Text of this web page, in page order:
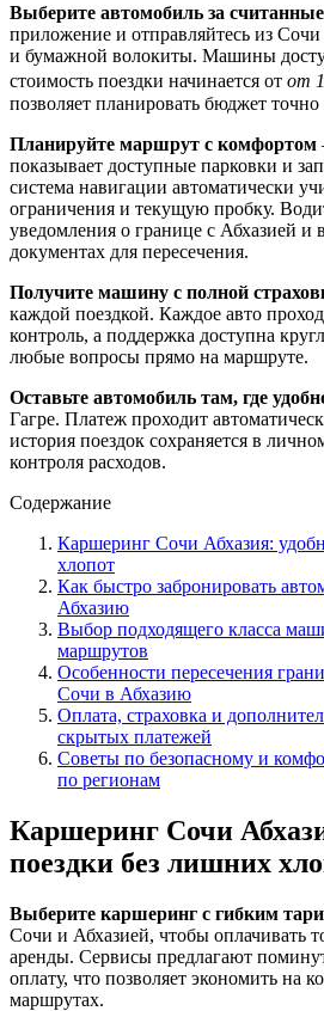
Выберите автомобиль за
приложение и отправляйтесь из
и бумажной волокиты. Машины
стоимость поездки начинается от от
позволяет планировать бюджет
Планируйте маршрут с комфортом
показывает доступные парковки и
система навигации автоматически
ограничения и текущую пробку.
уведомления о границе с Абхазией и
документах для пересечения.
Получите машину с полной
каждой поездкой. Каждое авто
контроль, а поддержка доступна
любые вопросы прямо на маршруте.
Оставьте автомобиль там, где
Гагре. Платеж проходит
история поездок сохраняется в
контроля расходов.
Содержание
Каршеринг Сочи Абхазия:
хлопот
Как быстро забронировать
Абхазию
Выбор подходящего класса
маршрутов
Особенности пересечения
Сочи в Абхазию
Оплата, страховка и
скрытых платежей
Советы по безопасному и
по регионам
Каршеринг Сочи
поездки без лишних
Выберите каршеринг с гибким
Сочи и Абхазией, чтобы оплачивать
аренды. Сервисы предлагают
оплату, что позволяет экономить на
маршрутах.